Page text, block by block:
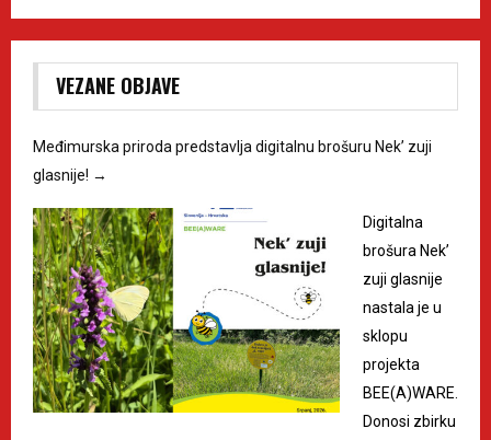
VEZANE OBJAVE
Međimurska priroda predstavlja digitalnu brošuru Nek’ zuji
glasnije! →
Digitalna
brošura Nek’
zuji glasnije
nastala je u
sklopu
projekta
BEE(A)WARE.
Donosi zbirku